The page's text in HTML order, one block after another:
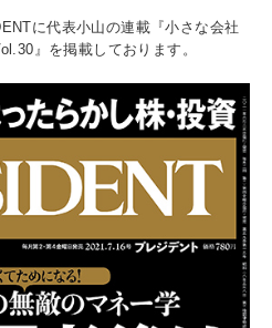
に代表小山の連載『小さな会社
』を掲載しております。